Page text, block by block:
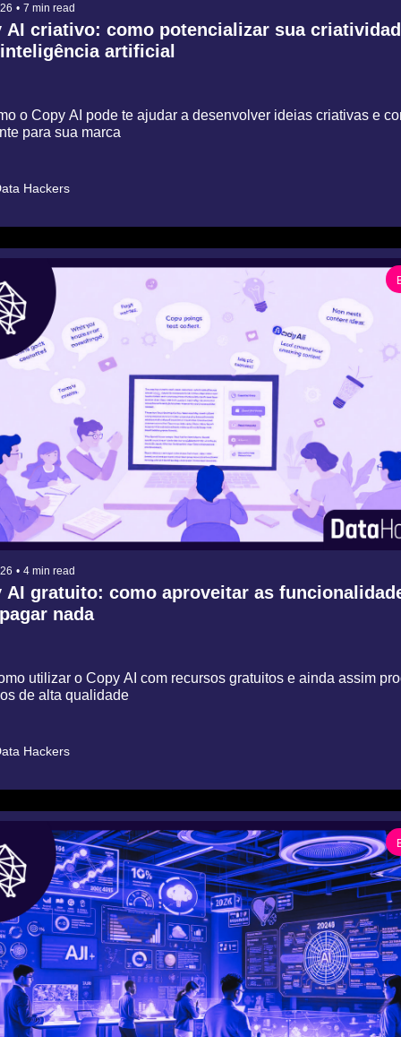
• 7 min read
AI criativo: como potencializar sua
artificial
o Copy AI pode te ajudar a desenvolver ideias criativas e
para sua marca
Hackers
• 4 min read
AI gratuito: como aproveitar as
nada
utilizar o Copy AI com recursos gratuitos e ainda assim
de alta qualidade
Hackers